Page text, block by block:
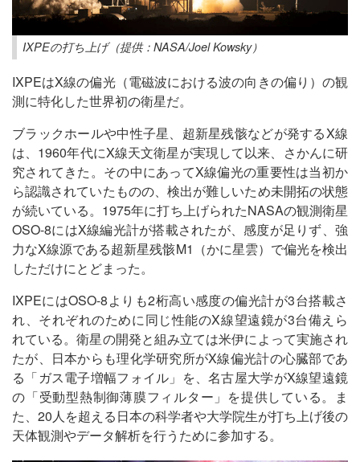
IXPEの打ち上げ（提供：NASA/Joel Kowsky）
IXPEはX線の偏光（電磁波における波の向きの偏り）の観
測に特化した世界初の衛星だ。
ブラックホールや中性子星、超新星残骸などが発するX線
は、1960年代にX線天文衛星が実現して以来、さかんに研
究されてきた。その中にあってX線偏光の重要性は当初か
ら認識されていたものの、検出が難しいため未開拓の状態
が続いている。1975年に打ち上げられたNASAの観測衛星
OSO-8にはX線編光計が搭載されたが、感度が足りず、強
力なX線源である超新星残骸M1（かに星雲）で偏光を検出
しただけにとどまった。
IXPEにはOSO-8よりも2桁高い感度の偏光計が3台搭載さ
れ、それぞれのために同じ性能のX線望遠鏡が3台備えら
れている。衛星の開発と組み立ては米伊によって実施され
たが、日本からも理化学研究所がX線偏光計の心臓部であ
る「ガス電子増幅フォイル」を、名古屋大学がX線望遠鏡
の「受動型熱制御薄膜フィルター」を提供している。ま
た、20人を超える日本の科学者や大学院生が打ち上げ後の
天体観測やデータ解析を行うために参加する。